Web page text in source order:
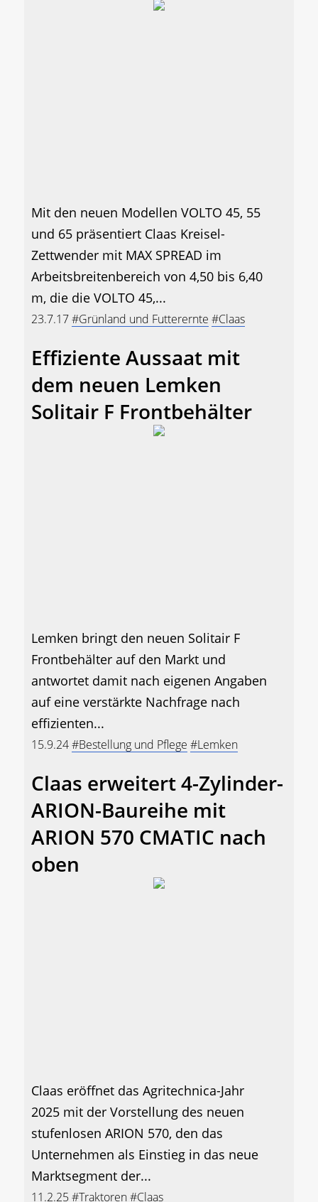
Mit den neuen Modellen VOLTO 45, 55
und 65 präsentiert Claas Kreisel-
Zettwender mit MAX SPREAD im
Arbeitsbreitenbereich von 4,50 bis 6,40
m, die die VOLTO 45,...
23.7.17#Grünland und Futterernte #Claas
Effiziente Aussaat mit
dem neuen Lemken
Solitair F Frontbehälter
Lemken bringt den neuen Solitair F
Frontbehälter auf den Markt und
antwortet damit nach eigenen Angaben
auf eine verstärkte Nachfrage nach
effizienten...
15.9.24#Bestellung und Pflege #Lemken
Claas erweitert 4-Zylinder-
ARION-Baureihe mit
ARION 570 CMATIC nach
oben
Claas eröffnet das Agritechnica-Jahr
2025 mit der Vorstellung des neuen
stufenlosen ARION 570, den das
Unternehmen als Einstieg in das neue
Marktsegment der...
11.2.25#Traktoren#Claas